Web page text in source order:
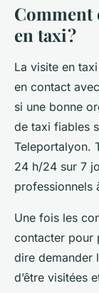
Comment
en taxi ?
La visite en
en contact
si une bonne
de taxi fiables
Teleportalyon.
24 h/24 sur 7
professionnels
Une fois les
contacter pour
dire demander
d’être visitées